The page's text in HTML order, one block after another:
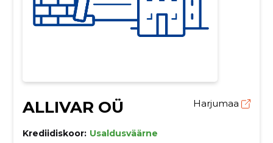
ALLIVAR OÜ Harjumaa
Krediidiskoor: Usaldusväärne